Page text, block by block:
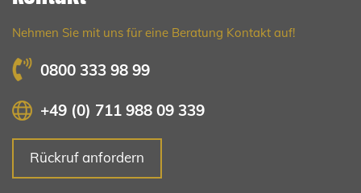
Nehmen Sie mit uns für eine Beratung Kontakt auf!
0800 333 98 99
+49 (0) 711 988 09 339
Rückruf anfordern